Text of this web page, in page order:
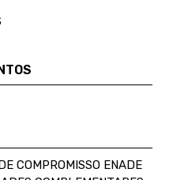
COMPROMISSO ENADE